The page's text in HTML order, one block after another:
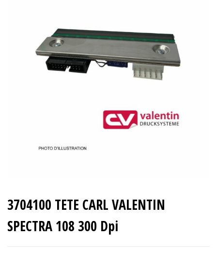
3704100 TETE CARL VALENTIN
SPECTRA 108 300 Dpi